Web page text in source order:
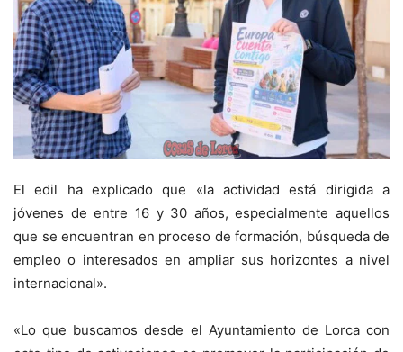
El edil ha explicado que «la actividad está dirigida a
jóvenes de entre 16 y 30 años, especialmente aquellos
que se encuentran en proceso de formación, búsqueda de
empleo o interesados en ampliar sus horizontes a nivel
internacional».
«Lo que buscamos desde el Ayuntamiento de Lorca con